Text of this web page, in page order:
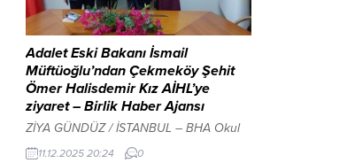
hizmetlerin hızlandırılması hedefleniyor.
YAZI ARASI REKLAM ALANI...
Adalet Eski Bakanı İsmail
Müftüoğlu’ndan Çekmeköy Şehit
Ömer Halisdemir Kız AİHL’ye
ziyaret – Birlik Haber Ajansı
ZİYA GÜNDÜZ / İSTANBUL – BHA Okul
Müdürü Kahraman Selçuk ve Müdür
11.12.2025 20:24 0